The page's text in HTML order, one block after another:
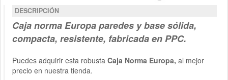
DESCRIPCIÓN
Caja norma Europa paredes y base sólida,
compacta, resistente, fabricada en PPC.
Puedes adquirir esta robusta Caja Norma Europa, al mejor
precio en nuestra tienda.